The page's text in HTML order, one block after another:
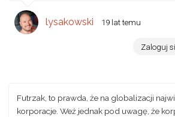
lysakowski 19 lat temu
Zaloguj
Futrzak, to prawda, że na globalizacji
korporacje. Weź jednak pod uwagę, że